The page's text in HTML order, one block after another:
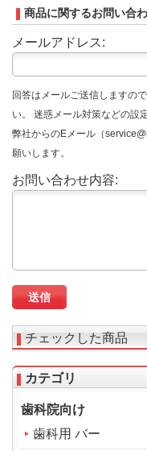
商品に関するお問い合
メールアドレス:
回答はメールご送信しますの
い。 迷惑メール対策などの設
弊社からのEメール（
願いします。
お問い合わせ内容:
チェックした商品
カテゴリ
歯科院向け
歯科用 バー